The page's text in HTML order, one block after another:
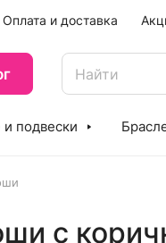
Оплата и доставка
и подвески
с